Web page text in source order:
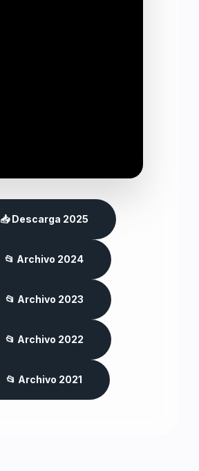
📥 Descarga 2025
📂 Archivo 2024
📂 Archivo 2023
📂 Archivo 2022
📂 Archivo 2021